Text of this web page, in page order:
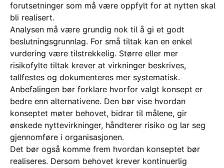
forutsetninger som må være oppfylt for at nytten skal
bli realisert.
Analysen må være grundig nok til å gi et godt
beslutningsgrunnlag. For små tiltak kan en enkel
vurdering være tilstrekkelig. Større eller mer
risikofylte tiltak krever at virkninger beskrives,
tallfestes og dokumenteres mer systematisk.
Anbefalingen bør forklare hvorfor valgt konsept er
bedre enn alternativene. Den bør vise hvordan
konseptet møter behovet, bidrar til målene, gir
ønskede nyttevirkninger, håndterer risiko og lar seg
gjennomføre i organisasjonen.
Det bør også komme frem hvordan konseptet bør
realiseres. Dersom behovet krever kontinuerlig